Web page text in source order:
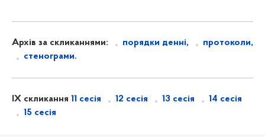
Архів за скликаннями: порядки денні,
протоколи,
стенограми.
IX скликання 11 сесія 12 сесія 13 сесія
14 сесія
15 сесія